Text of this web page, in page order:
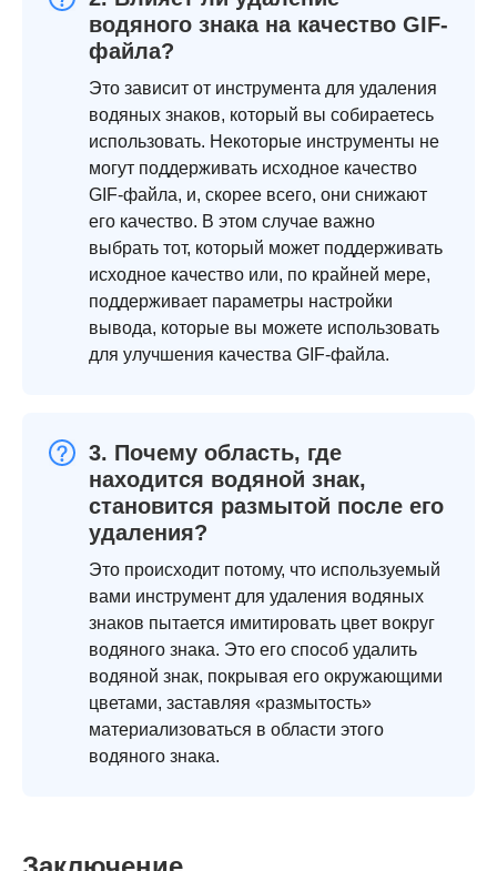
водяного знака на качество GIF-
файла?
Это зависит от инструмента для удаления
водяных знаков, который вы собираетесь
использовать. Некоторые инструменты не
могут поддерживать исходное качество
GIF-файла, и, скорее всего, они снижают
его качество. В этом случае важно
выбрать тот, который может поддерживать
исходное качество или, по крайней мере,
поддерживает параметры настройки
вывода, которые вы можете использовать
для улучшения качества GIF-файла.
3. Почему область, где
находится водяной знак,
становится размытой после его
удаления?
Это происходит потому, что используемый
вами инструмент для удаления водяных
знаков пытается имитировать цвет вокруг
водяного знака. Это его способ удалить
водяной знак, покрывая его окружающими
цветами, заставляя «размытость»
материализоваться в области этого
водяного знака.